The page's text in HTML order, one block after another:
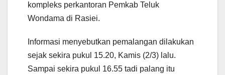
kompleks perkantoran Pemkab Teluk
Wondama di Rasiei.
Informasi menyebutkan pemalangan dilakukan
sejak sekira pukul 15.20, Kamis (2/3) lalu.
Sampai sekira pukul 16.55 tadi palang itu